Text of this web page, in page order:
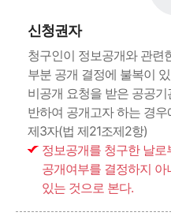
신청권자
청구인이 정보공개와 관련
부분 공개 결정에 불복이
비공개 요청을 받은 공공
반하여 공개고자 하는 경
제3자(법 제21조제2항)
정보공개를 청구한 날
공개여부를 결정하지
있는 것으로 본다.